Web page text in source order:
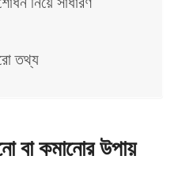
তথ্য
বা কমানোর উপায়